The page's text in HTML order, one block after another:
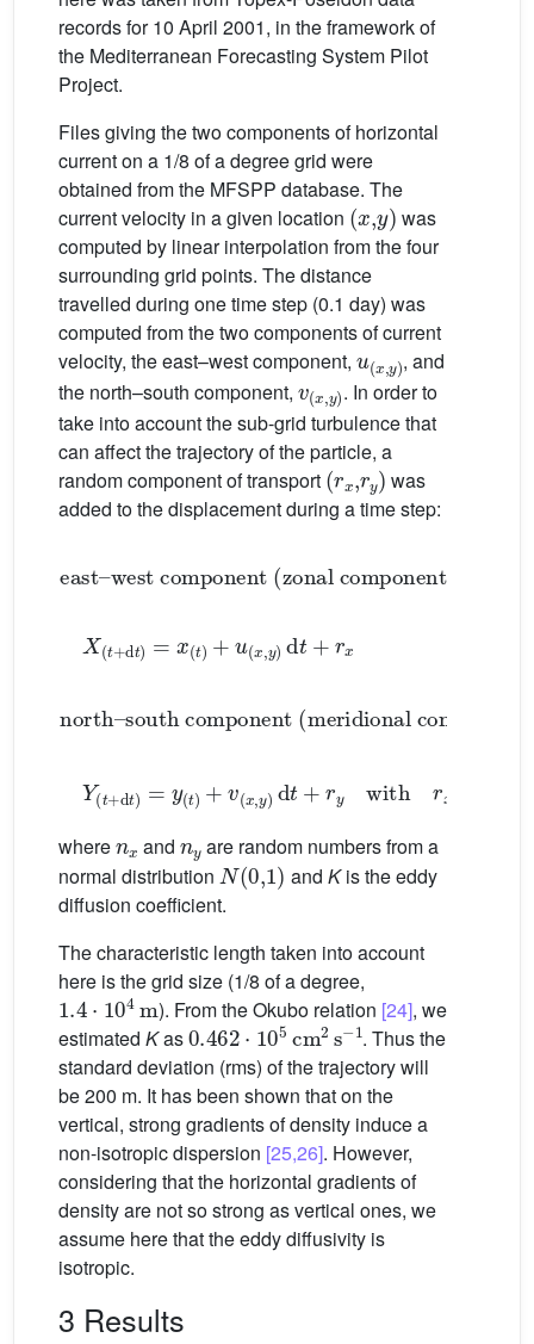
records for 10 April 2001, in the framework of
the Mediterranean Forecasting System Pilot
Project.
Files giving the two components of horizontal
current on a 1/8 of a degree grid were
obtained from the MFSPP database. The
current velocity in a given location
(x y)
was
computed by linear interpolation from the four
surrounding grid points. The distance
travelled during one time step (0.1 day) was
computed from the two components of current
velocity, the east–west component,
u(x,y)
, and
the north–south component,
v(x,y)
. In order to
take into account the sub-grid turbulence that
can affect the trajectory of the particle, a
random component of transport
(rx,ry)
was
added to the displacement during a time step:
east–west component (zonal component)
X + d )= x(t ) u (x, d t+r x
north–south component (meridional component)
=y x,y d withr
where and
are random numbers from a
normal distribution
N(0,1)
and Kis the eddy
diffusion coefficient.
The characteristic length taken into account
here is the grid size (1/8 of a degree,
1.4⋅104m
). From the Okubo relation [24], we
estimated Kas
0.462⋅105cm2s−1
. Thus the
standard deviation (rms) of the trajectory will
be 200 m. It has been shown that on the
vertical, strong gradients of density induce a
non-isotropic dispersion [25,26]. However,
considering that the horizontal gradients of
density are not so strong as vertical ones, we
assume here that the eddy diffusivity is
isotropic.
3 Results